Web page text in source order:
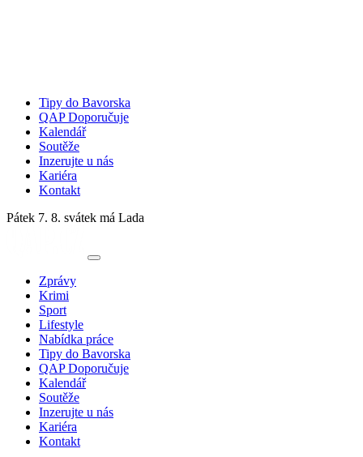
Tipy do Bavorska
QAP Doporučuje
Kalendář
Soutěže
Inzerujte u nás
Kariéra
Kontakt
Pátek 7. 8. svátek má Lada
Zprávy
Krimi
Sport
Lifestyle
Nabídka práce
Tipy do Bavorska
QAP Doporučuje
Kalendář
Soutěže
Inzerujte u nás
Kariéra
Kontakt